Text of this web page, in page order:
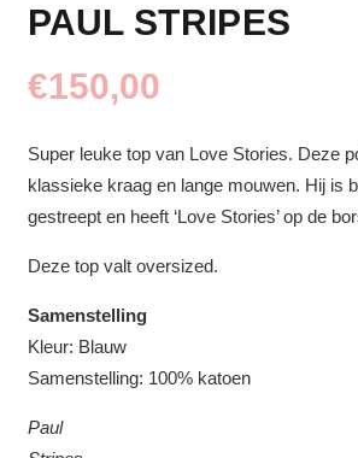
PAUL STRIPES
€150,00
Super leuke top van Love Stories. Deze
klassieke kraag en lange mouwen. Hij is
gestreept en heeft ‘Love Stories’ op de
Deze top valt oversized.
Samenstelling
Kleur: Blauw
Samenstelling: 100% katoen
Paul